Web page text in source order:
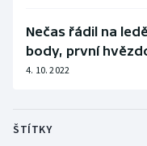
Nečas řádil na
body, první
4. 10. 2022
ŠTÍTKY